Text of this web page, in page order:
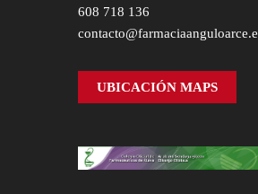
608 718 136
UBICACIÓN MAPS